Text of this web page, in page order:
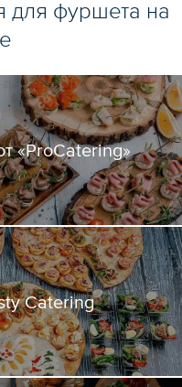
для фуршета на
«ProCatering»
Catering